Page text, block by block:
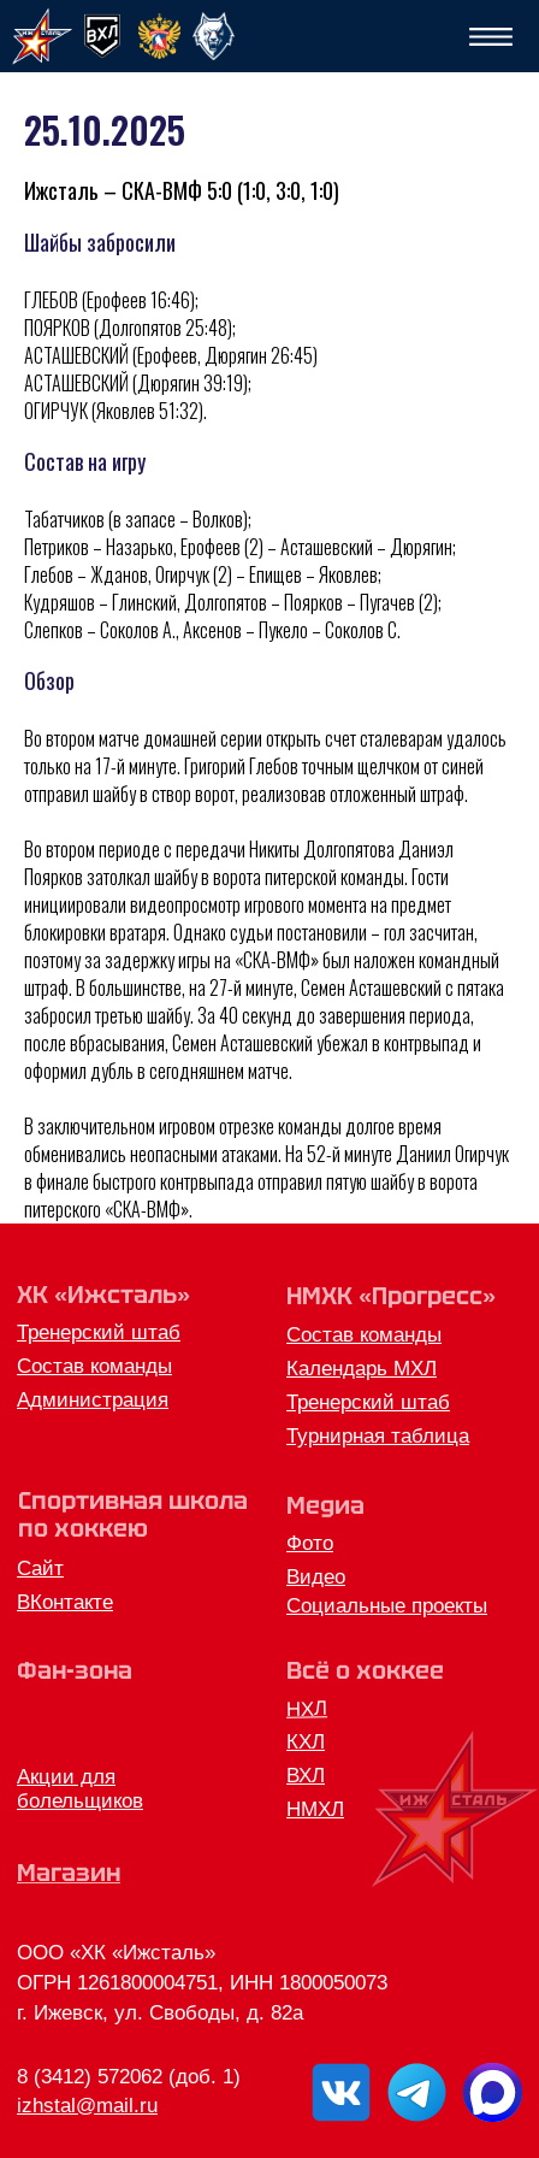
25.10.2025
Ижсталь – СКА-ВМФ 5:0 (1:0, 3:0, 1:0)
Шайбы забросили
ГЛЕБОВ (Ерофеев 16:46);
ПОЯРКОВ (Долгопятов 25:48);
АСТАШЕВСКИЙ (Ерофеев, Дюрягин 26:45)
АСТАШЕВСКИЙ (Дюрягин 39:19);
ОГИРЧУК (Яковлев 51:32).
Состав на игру
Табатчиков (в запасе – Волков);
Петриков – Назарько, Ерофеев (2) – Асташевский – Дюрягин;
Глебов – Жданов, Огирчук (2) – Епищев – Яковлев;
Кудряшов – Глинский, Долгопятов – Поярков – Пугачев (2);
Слепков – Соколов А., Аксенов – Пукело – Соколов С.
Обзор
Во втором матче домашней серии открыть счет сталеварам удалось
только на 17-й минуте. Григорий Глебов точным щелчком от синей
отправил шайбу в створ ворот, реализовав отложенный штраф.
Во втором периоде с передачи Никиты Долгопятова Даниэл
Поярков затолкал шайбу в ворота питерской команды. Гости
инициировали видеопросмотр игрового момента на предмет
блокировки вратаря. Однако судьи постановили – гол засчитан,
поэтому за задержку игры на «СКА-ВМФ» был наложен командный
штраф. В большинстве, на 27-й минуте, Семен Асташевский с пятака
забросил третью шайбу. За 40 секунд до завершения периода,
после вбрасывания, Семен Асташевский убежал в контрвыпад и
оформил дубль в сегодняшнем матче.
В заключительном игровом отрезке команды долгое время
обменивались неопасными атаками. На 52-й минуте Даниил Огирчук
в финале быстрого контрвыпада отправил пятую шайбу в ворота
питерского «СКА-ВМФ».
ХК«Ижсталь»
Администрация
Состав команды
НМХК«Прогресс»
Турнирная таблица
Тренерский штаб
Календарь МХЛ
Состав команды
Спортивная школа
ВКонтакте
Сайт
НХЛ
Всё о хоккее
Медиа
Социальные проекты
Видео
Магазин
Фан-зона
болельщиков
Согласие на обработку персональных данных
Публичная оферта
Правила возврата и обмена товара
ООО «ХК «Ижсталь»
ОГРН 1261800004751, ИНН 1800050073
izhstal@mail.ru